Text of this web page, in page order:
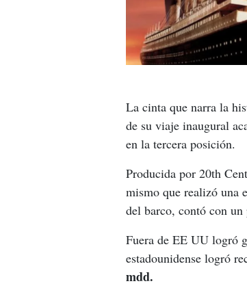
La cinta que narra la
de su viaje inaugural
en la tercera posición.
Producida por 20th
mismo que realizó una
del barco, contó con un
Fuera de EE UU logró
estadounidense logró
mdd.